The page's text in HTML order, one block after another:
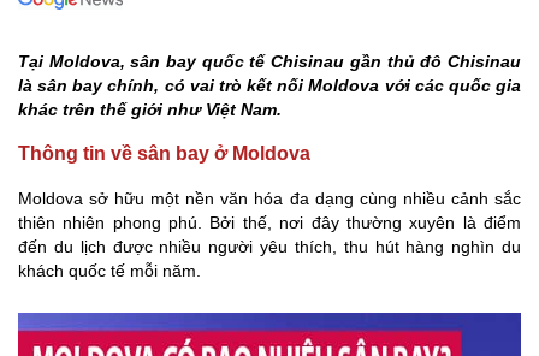
Tại Moldova, sân bay quốc tế Chisinau gần thủ đô Chisinau
là sân bay chính, có vai trò kết nối Moldova với các quốc gia
khác trên thế giới như Việt Nam.
Thông tin về sân bay ở Moldova
Moldova sở hữu một nền văn hóa đa dạng cùng nhiều cảnh sắc
thiên nhiên phong phú. Bởi thế, nơi đây thường xuyên là điểm
đến du lịch được nhiều người yêu thích, thu hút hàng nghìn du
khách quốc tế mỗi năm.